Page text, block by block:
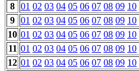
8 01 02 03 04 05 06 07 08 09 10
9 01 02 03 04 05 06 07 08 09 10
10 01 02 03 04 05 06 07 08 09 10
11 01 02 03 04 05 06 07 08 09 10
12 01 02 03 04 05 06 07 08 09 10